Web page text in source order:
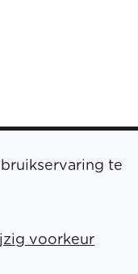
te
voorkeur